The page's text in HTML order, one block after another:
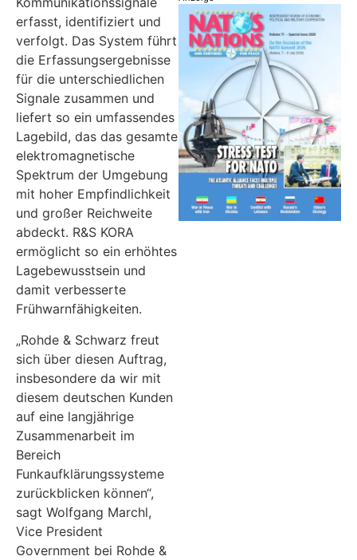
erfasst, identifiziert und
verfolgt. Das System führt
die Erfassungsergebnisse
für die unterschiedlichen
Signale zusammen und
liefert so ein umfassendes
Lagebild, das das gesamte
elektromagnetische
Spektrum der Umgebung
mit hoher Empfindlichkeit
und großer Reichweite
abdeckt. R&S KORA
ermöglicht so ein erhöhtes
Lagebewusstsein und
damit verbesserte
Frühwarnfähigkeiten.
„Rohde & Schwarz freut
sich über diesen Auftrag,
insbesondere da wir mit
diesem deutschen Kunden
auf eine langjährige
Zusammenarbeit im
Bereich
Funkaufklärungssysteme
zurückblicken können“,
sagt Wolfgang Marchl,
Vice President
Government bei Rohde &